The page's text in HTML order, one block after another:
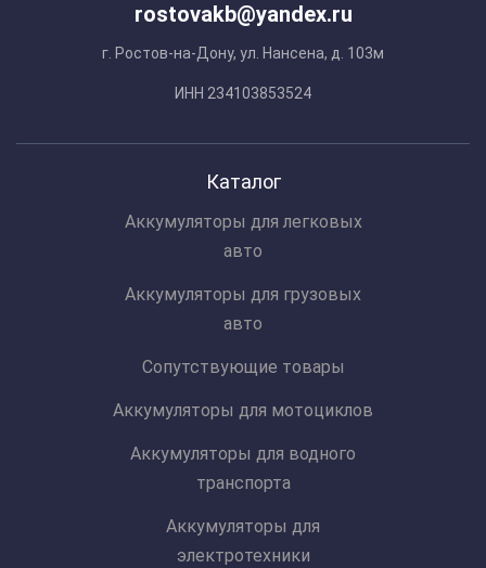
rostovakb@yandex.ru
г. Ростов-на-Дону, ул. Нансена, д. 103м
ИНН 234103853524
Каталог
Аккумуляторы для легковых
авто
Аккумуляторы для грузовых
авто
Сопутствующие товары
Аккумуляторы для мотоциклов
Аккумуляторы для водного
транспорта
Аккумуляторы для
электротехники